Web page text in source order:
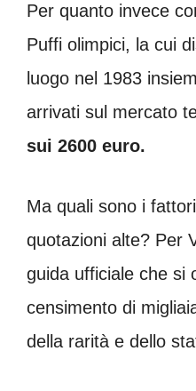
Per quanto invece
Puffi olimpici, la cui
luogo nel 1983
arrivati sul mercato
sui 2600 euro.
Ma quali sono i
quotazioni alte? Per
guida ufficiale che si
censimento di
della rarità e dello